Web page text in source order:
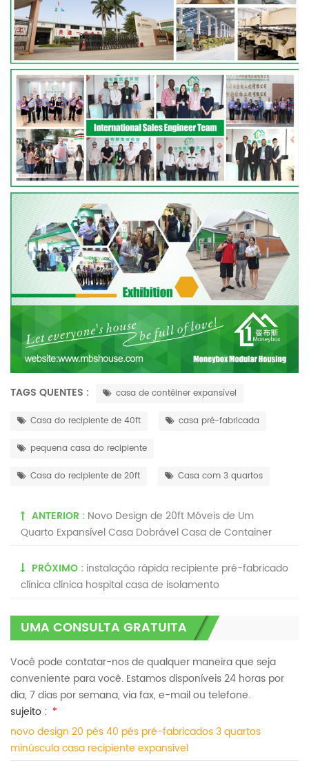
TAGS QUENTES : casa de contêiner expansível
Casa do recipiente de 40ft casa pré-fabricada
pequena casa do recipiente
Casa do recipiente de 20ft Casa com 3 quartos
ANTERIOR : Novo Design de 20ft Móveis de Um
Quarto Expansível Casa Dobrável Casa de Container
PRÓXIMO : instalação rápida recipiente pré-fabricado
clínica clínica hospital casa de isolamento
UMA CONSULTA GRATUITA
Você pode contatar-nos de qualquer maneira que seja
conveniente para você. Estamos disponíveis 24 horas por
dia, 7 dias por semana, via fax, e-mail ou telefone.
sujeito : *
novo design 20 pés 40 pés pré-fabricados 3 quartos
minúscula casa recipiente expansível